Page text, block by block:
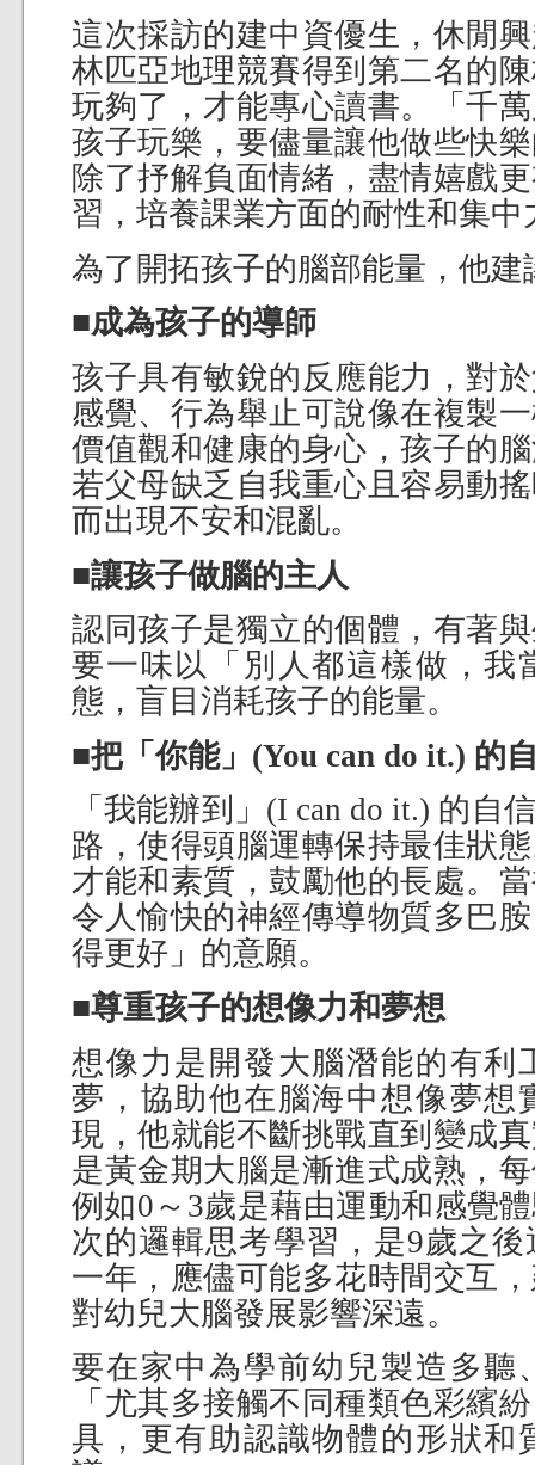
這次採訪的建中資優生，休閒
林匹亞地理競賽得到第二名的
玩夠了，才能專心讀書。「千
孩子玩樂，要儘量讓他做些快
除了抒解負面情緒，盡情嬉戲
習，培養課業方面的耐性和集中
為了開拓孩子的腦部能量，他
■成為孩子的導師
孩子具有敏銳的反應能力，對
感覺、行為舉止可說像在複製
價值觀和健康的身心，孩子的
若父母缺乏自我重心且容易動
而出現不安和混亂。
■讓孩子做腦的主人
認同孩子是獨立的個體，有著
要一味以「別人都這樣做，我
態，盲目消耗孩子的能量。
■把「你能」(You can do it.) 的
「我能辦到」(I can do it.) 的自
路，使得頭腦運轉保持最佳狀
才能和素質，鼓勵他的長處。
令人愉快的神經傳導物質多巴
得更好」的意願。
■尊重孩子的想像力和夢想
想像力是開發大腦潛能的有利
夢，協助他在腦海中想像夢想
現，他就能不斷挑戰直到變成
是黃金期大腦是漸進式成熟，
例如0～3歲是藉由運動和感覺
次的邏輯思考學習，是9歲之
一年，應儘可能多花時間交互
對幼兒大腦發展影響深遠。
要在家中為學前幼兒製造多聽
「尤其多接觸不同種類色彩繽
具，更有助認識物體的形狀和